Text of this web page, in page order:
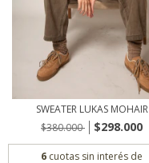
SWEATER LUKAS MOHAIR
$380.000
$298.000
6 cuotas sin interés de